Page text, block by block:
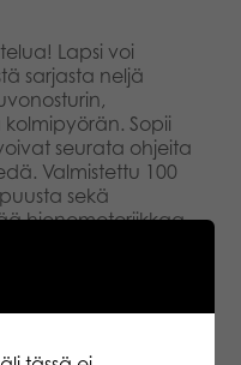
Lapsi voi
sarjasta neljä
Sopii
seurata ohjeita
Valmistettu 100
sekä
hienomotoriikkaa